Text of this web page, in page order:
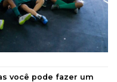
você pode fazer um